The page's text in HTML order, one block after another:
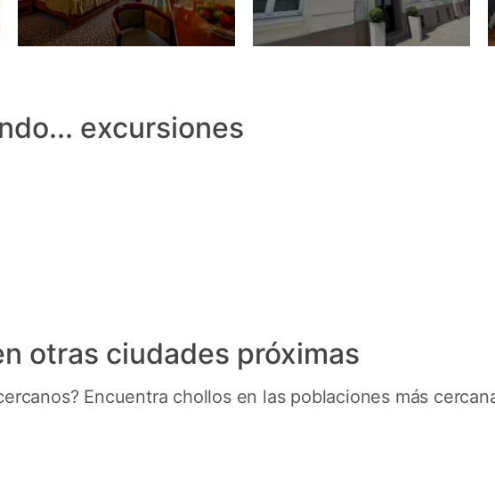
excursiones
otras ciudades próximas
Encuentra chollos en las poblaciones más